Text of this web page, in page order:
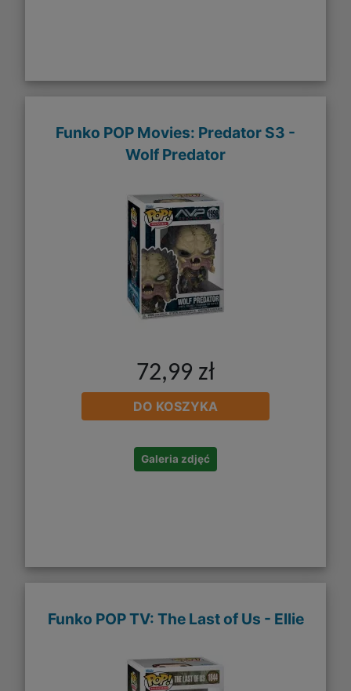
Funko POP Movies: Predator S3 -
Wolf Predator
72,99 zł
DO KOSZYKA
Galeria zdjęć
Funko POP TV: The Last of Us - Ellie